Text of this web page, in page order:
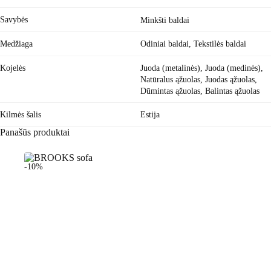
Savybės Minkšti baldai
Medžiaga Odiniai baldai, Tekstilės baldai
Kojelės
Juoda (metalinės), Juoda (medinės),
Natūralus ąžuolas, Juodas ąžuolas,
Dūmintas ąžuolas, Balintas ąžuolas
Kilmės šalis Estija
Panašūs produktai
-10%